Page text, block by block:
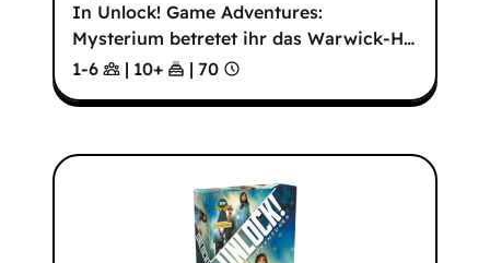
In Unlock! Game Adventures:
Mysterium betretet ihr das Warwick-H…
1-6
| 10+ | 70